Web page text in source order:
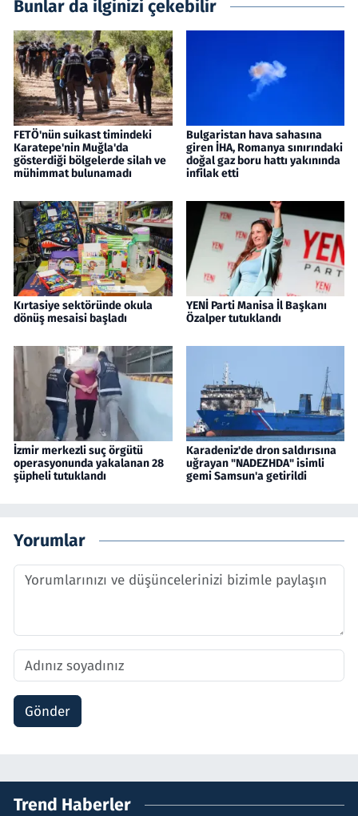
Bunlar da ilginizi çekebilir
FETÖ'nün suikast timindeki
Karatepe'nin Muğla'da
gösterdiği bölgelerde silah ve
mühimmat bulunamadı
Bulgaristan hava sahasına
giren İHA, Romanya sınırındaki
doğal gaz boru hattı yakınında
infilak etti
Kırtasiye sektöründe okula
dönüş mesaisi başladı
YENİ Parti Manisa İl Başkanı
Özalper tutuklandı
İzmir merkezli suç örgütü
operasyonunda yakalanan 28
şüpheli tutuklandı
Karadeniz'de dron saldırısına
uğrayan "NADEZHDA" isimli
gemi Samsun'a getirildi
Yorumlar
Gönder
Trend Haberler